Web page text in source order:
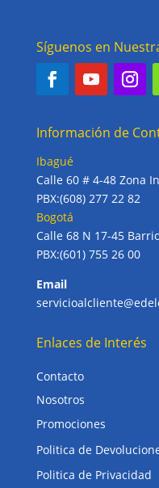
Síguenos en
Información de
Ibagué
Calle 60 # 4-48 Zona
PBX:(608) 277 22 82
Bogotá
Calle 68 N 17-45
PBX:(601) 755 26 00
Email
Enlaces de Interés
Contacto
Nosotros
Promociones
Politica de
Politica de Privacidad